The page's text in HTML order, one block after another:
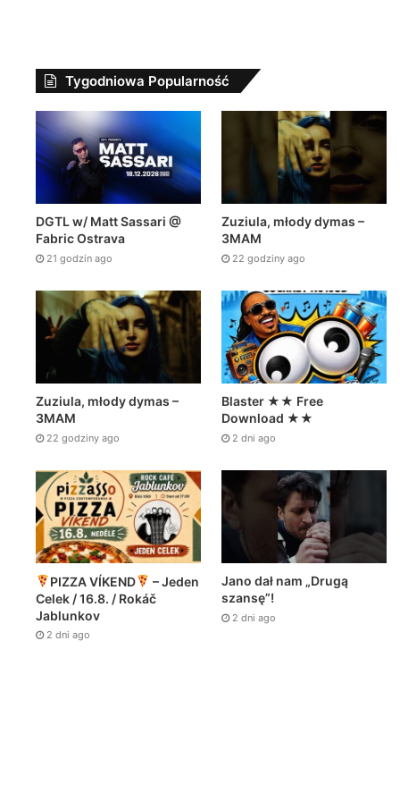
Tygodniowa Popularność
DGTL w/ Matt Sassari @
Fabric Ostrava
21 godzin ago
Zuziula, młody dymas –
3MAM
22 godziny ago
Zuziula, młody dymas –
3MAM
22 godziny ago
Blaster ★★ Free
Download ★★
2 dni ago
PIZZA VÍKEND
– Jeden
Celek / 16.8. / Rokáč
Jablunkov
2 dni ago
Jano dał nam „Drugą
szansę”!
2 dni ago